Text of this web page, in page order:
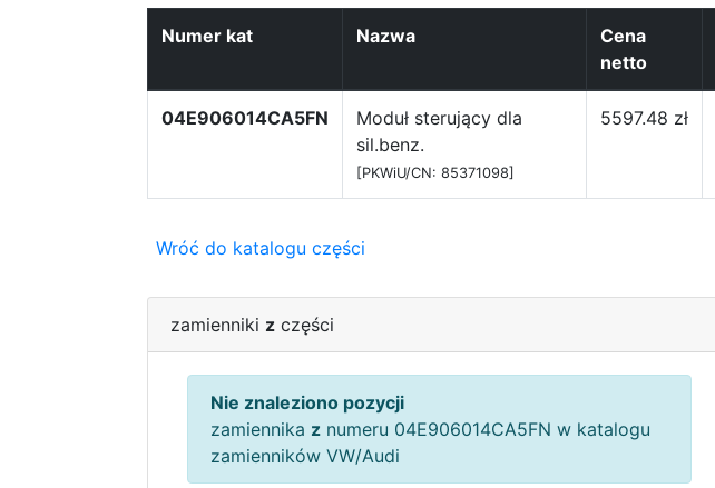
Numer kat Nazwa
Cena
netto
04E906014CA5FN
Moduł sterujący dla
sil.benz.
[PKWiU/CN: 85371098]
5597.48 zł
Wróć do katalogu części
zamienniki z części
Nie znaleziono pozycji
zamiennika z numeru 04E906014CA5FN w katalogu
zamienników VW/Audi